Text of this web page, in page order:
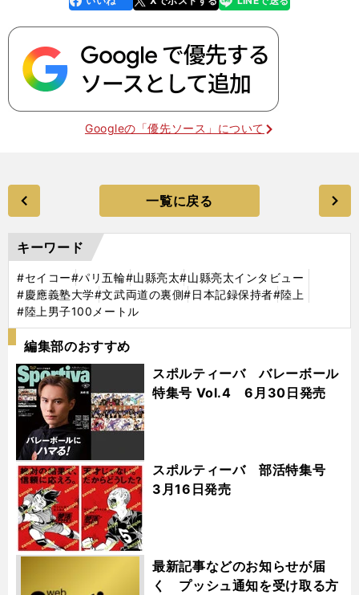
k
Googleの「優先ソース」について
一覧に戻る
キーワード
#セイコー#パリ五輪#山縣亮太#山縣亮太インタビュー
#慶應義塾大学#文武両道の裏側#日本記録保持者#陸上
#陸上男子100メートル
編集部のおすすめ
スポルティーバ バレーボール
特集号 Vol.4 6月30日発売
スポルティーバ 部活特集号
3月16日発売
最新記事などのお知らせが届
く プッシュ通知を受け取る方